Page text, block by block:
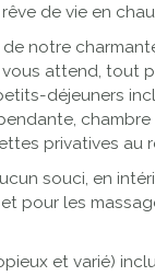
de vie en
notre
attend, tout
déjeuners
chambre
privatives au
souci, en
pour les
et varié)